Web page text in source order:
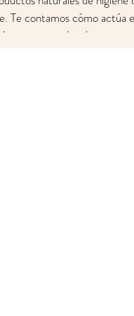
Te contamos cómo actúa
que causa el mal o